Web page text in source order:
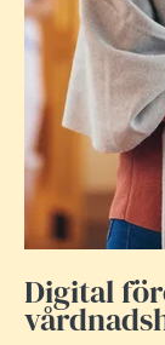
Digital